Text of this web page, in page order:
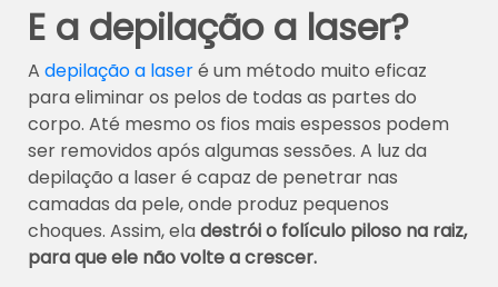
E a depilação a laser?
A depilação a laseré um método muito eficaz
para eliminar os pelos de todas as partes do
corpo. Até mesmo os fios mais espessos podem
ser removidos após algumas sessões. A luz da
depilação a laser é capaz de penetrar nas
camadas da pele, onde produz pequenos
choques. Assim, eladestrói o folículo piloso na raiz,
para que ele não volte a crescer.